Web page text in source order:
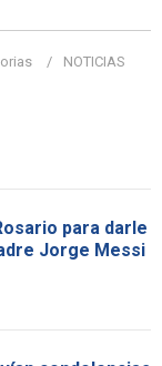
NOTICIAS
para darle
Jorge Messi